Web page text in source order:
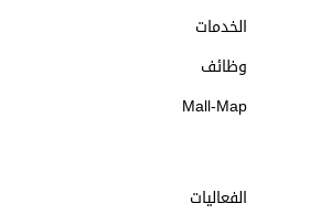
الخدمات
وظائف
Mall-Map
الفعاليات